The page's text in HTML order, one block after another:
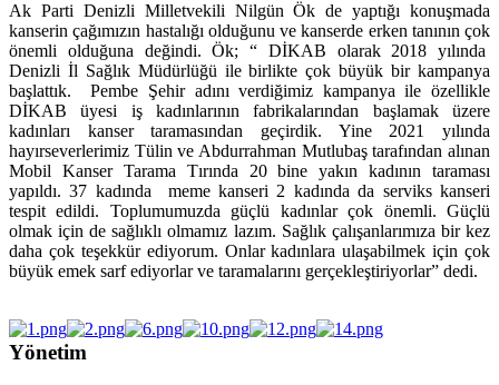
Ak Parti Denizli Milletvekili Nilgün Ök de yaptığı konuşmada
kanserin çağımızın hastalığı olduğunu ve kanserde erken tanının çok
önemli olduğuna değindi. Ök; “ DİKAB olarak 2018 yılında
Denizli İl Sağlık Müdürlüğü ile birlikte çok büyük bir kampanya
başlattık. Pembe Şehir adını verdiğimiz kampanya ile özellikle
DİKAB üyesi iş kadınlarının fabrikalarından başlamak üzere
kadınları kanser taramasından geçirdik. Yine 2021 yılında
hayırseverlerimiz Tülin ve Abdurrahman Mutlubaş tarafından alınan
Mobil Kanser Tarama Tırında 20 bine yakın kadının taraması
yapıldı. 37 kadında meme kanseri 2 kadında da serviks kanseri
tespit edildi. Toplumumuzda güçlü kadınlar çok önemli. Güçlü
olmak için de sağlıklı olmamız lazım. Sağlık çalışanlarımıza bir kez
daha çok teşekkür ediyorum. Onlar kadınlara ulaşabilmek için çok
büyük emek sarf ediyorlar ve taramalarını gerçekleştiriyorlar” dedi.
Yönetim